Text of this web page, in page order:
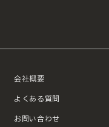
会社概要
よくある質問
お問い合わせ